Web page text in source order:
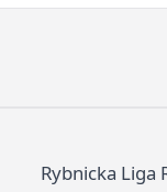
Rybnicka Liga